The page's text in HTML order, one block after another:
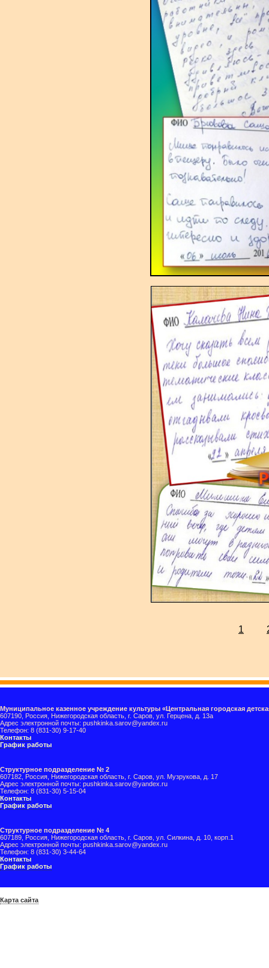
1
Муниципальное казенное учреждение культуры «Центральная городская
607190, Россия, Нижегородская область, г. Саров, ул. Герцена, д. 13а
Адрес электронной почты: pushkinka.sarov@yandex.ru
Телефон: 8 (831-30) 9-17-40
Контакты
График работы
Структурное подразделение № 2
607182, Россия, Нижегородская область, г. Саров, ул. Музрукова, д. 17
Адрес электронной почты: pushkinka.sarov@yandex.ru
Телефон: 8 (831-30) 5-15-04
Контакты
График работы
Структурное подразделение № 4
607189, Россия, Нижегородская область, г. Саров, ул. Силкина, д. 10, корп.1
Адрес электронной почты: pushkinka.sarov@yandex.ru
Телефон: 8 (831-30) 3-44-64
Контакты
График работы
Карта сайта